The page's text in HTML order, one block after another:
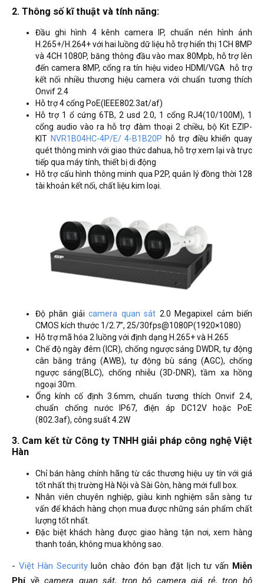
2. Thông số kĩ thuật và tính năng:
Đầu ghi hình 4 kênh camera IP, chuẩn nén hình ảnh
H.265+/H.264+ với hai luồng dữ liệu hỗ trợ hiển thị 1CH 8MP
và 4CH 1080P, băng thông đầu vào max 80Mpb, hỗ trợ lên
đến camera 8MP, cổng ra tín hiệu video HDMI/VGA hỗ trợ
kết nối nhiều thương hiệu camera với chuẩn tương thích
Onvif 2.4
Hỗ trợ 4 cổng PoE(IEEE802.3at/af)
Hỗ trợ 1 ổ cứng 6TB, 2 usd 2.0, 1 cổng RJ4(10/100M), 1
cổng audio vào ra hỗ trợ đàm thoại 2 chiều, bộ Kit EZIP-
KIT NVR1B04HC-4P/E/ 4-B1B20P hỗ trợ điều khiển quay
quét thông minh với giao thức dahua, hỗ trợ xem lại và trực
tiếp qua máy tính, thiết bị di động
Hỗ trợ cấu hình thông minh qua P2P, quản lý đồng thời 128
tài khoản kết nối, chất liệu kim loại.
Độ phân giảicamera quan sát 2.0 Megapixel cảm biến
CMOS kích thước 1/2.7”, 25/30fps@1080P(1920×1080)
Hỗ trợ mã hóa 2 luồng với định dạng H.265+ và H.265
Chế độ ngày đêm (ICR), chống ngược sáng DWDR, tự động
cân bằng trắng (AWB), tự động bù sáng (AGC), chống
ngược sáng(BLC), chống nhiễu (3D-DNR), tầm xa hồng
ngoại 30m.
Ống kính cố định 3.6mm, chuẩn tương thích Onvif 2.4,
chuẩn chống nước IP67, điện áp DC12V hoặc PoE
(802.3af), công suất 4.2W
3. Cam kết từ Công ty TNHH giải pháp công nghệ Việt
Hàn
Chỉ bán hàng chính hãng từ các thương hiệu uy tín với giá
tốt nhất thị trường Hà Nội và Sài Gòn, hàng mới full box.
Nhân viên chuyên nghiệp, giàu kinh nghiệm sẵn sàng tư
vấn để khách hàng chọn mua được những sản phẩm chất
lượng tốt nhất.
Đặc biệt khách hàng được giao hàng tận nơi, xem hàng
thanh toán, không mua không sao.
- Việt Hàn Securityluôn chào đón bạn đặt lịch tư vấn Miễn
Phívềcamera quan sát, trọn bộ camera giá rẻ, trọn bộ